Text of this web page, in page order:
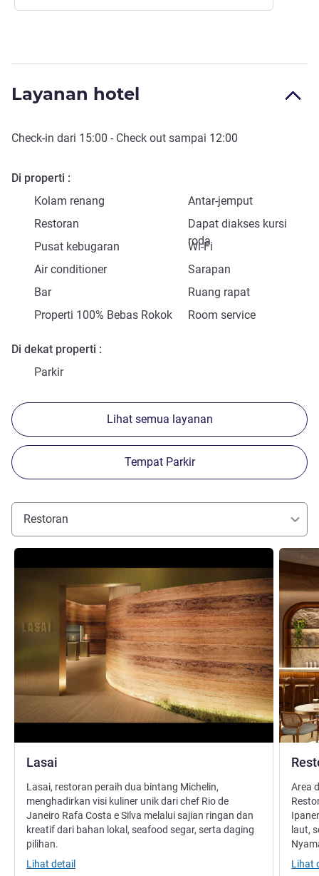
Layanan hotel
Check-in dari 15:00 - Check out sampai 12:00
Di properti
Kolam renang
Antar-jemput
Restoran
Dapat diakses kursi
roda
Pusat kebugaran
Wi-Fi
Air conditioner
Sarapan
Bar
Ruang rapat
Properti 100% Bebas Rokok
Room service
Di dekat properti
Parkir
Lihat semua layanan
Tempat Parkir
Restoran
Lasai
Lihat detail
Lasai, restoran peraih dua bintang Michelin,
menghadirkan visi kuliner unik dari chef Rio de
Janeiro Rafa Costa e Silva melalui sajian ringan dan
kreatif dari bahan lokal, seafood segar, serta daging
pilihan.
Lihat detail
Lihat
Area
laut,
Lihat